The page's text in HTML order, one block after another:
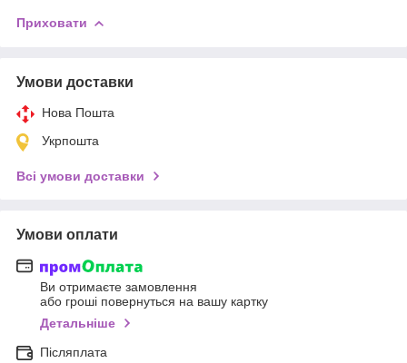
Приховати
Умови доставки
Нова Пошта
Укрпошта
Всі умови доставки
Умови оплати
Ви отримаєте замовлення
або гроші повернуться на вашу картку
Детальніше
Післяплата